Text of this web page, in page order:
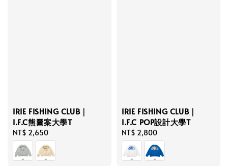
IRIE FISHING CLUB｜
I.F.C熊圖案大學T
Regular
price
NT$ 2,650
IRIE FISHING CLUB｜
I.F.C POP設計大學T
Regular
price
NT$ 2,800